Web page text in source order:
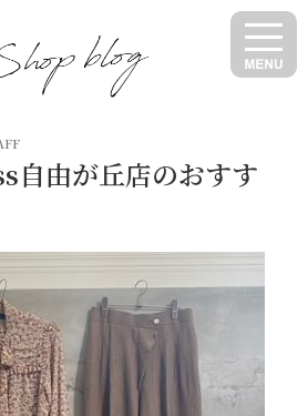
由が丘店のおすす